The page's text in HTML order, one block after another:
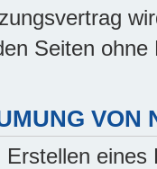
Seiten
VON
Erstellen